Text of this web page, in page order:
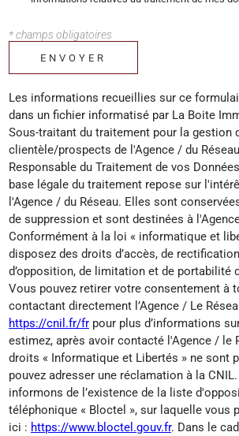
* champs obligatoires
ENVOYER
Les informations recueillies sur ce
dans un fichier informatisé par La Boite
Sous-traitant du traitement pour la gestion
clientèle/prospects de l'Agence / du
Responsable du Traitement de vos
base légale du traitement repose sur
l'Agence / du Réseau. Elles sont
de suppression et sont destinées à
Conformément à la loi « informatique et
disposez des droits d’accès, de
d’opposition, de limitation et de portabilité
Vous pouvez retirer votre consentement à
contactant directement l’Agence / Le
https://cnil.fr/fr pour plus d’informations
estimez, après avoir contacté l'Agence / le
droits « Informatique et Libertés » ne sont
pouvez adresser une réclamation à la
informons de l’existence de la liste
téléphonique « Bloctel », sur laquelle vous
ici : https://www.bloctel.gouv.fr. Dans le